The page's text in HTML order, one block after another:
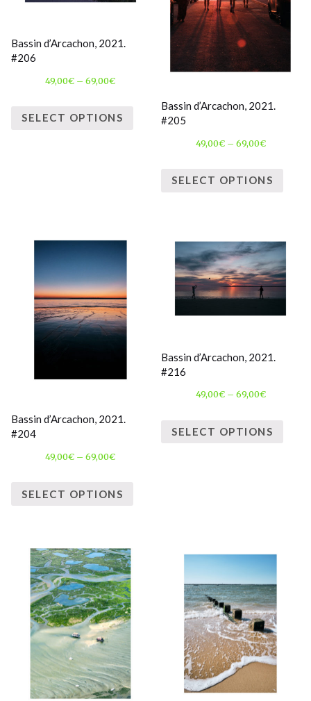
Bassin d’Arcachon, 2021.
#206
49,00€ –69,00€
SELECT OPTIONS
Bassin d’Arcachon, 2021.
#205
49,00€– 69,00€
SELECT OPTIONS
Bassin d’Arcachon, 2021.
#204
49,00€ –69,00€
SELECT OPTIONS
Bassin d’Arcachon, 2021.
#216
49,00€– 69,00€
SELECT OPTIONS